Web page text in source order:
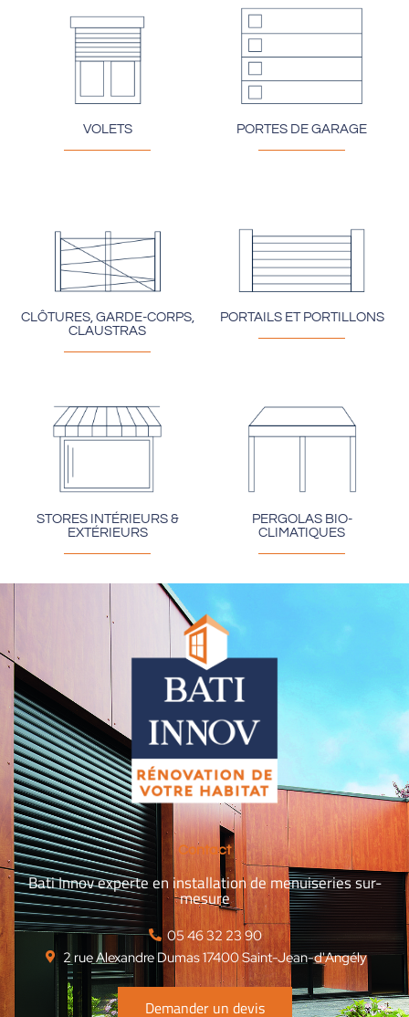
VOLETS PORTES DE GARAGE
CLÔTURES, GARDE-CORPS,
CLAUSTRAS
PORTAILS ET PORTILLONS
STORES INTÉRIEURS &
EXTÉRIEURS
PERGOLAS BIO-
CLIMATIQUES
Contact
Bati Innov experte en installation de menuiseries sur-
mesure
‭05 46 32 23 90‬
2 rue Alexandre Dumas 17400 Saint-Jean-d'Angély
Demander un devis